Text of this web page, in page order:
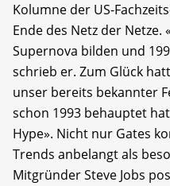
Kolumne der US-
Ende des Netz der
Supernova bilden und
schrieb er. Zum Glück
unser bereits bekannter
schon 1993 behauptet
Hype». Nicht nur Gates
Trends anbelangt als
Mitgründer Steve Jobs